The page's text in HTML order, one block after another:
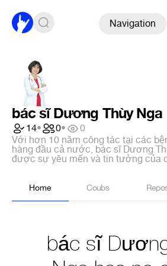
Navigation
bác sĩ Dương Thùy Nga
14• 0•
0
Với hơn 10 năm công tác tại các
hàng đầu cả nước, bác sĩ Dương
được sự yêu mến và tin tưởng của
Home Coubs
bác sĩ